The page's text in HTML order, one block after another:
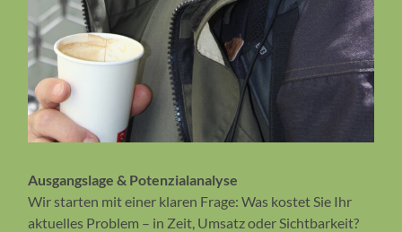
Ausgangslage & Potenzialanalyse
Wir starten mit einer klaren Frage: Was kostet Sie Ihr
aktuelles Problem – in Zeit, Umsatz oder Sichtbarkeit?